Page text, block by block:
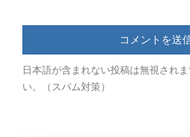
日本語が含まれない投稿は無視され
い。（スパム対策）